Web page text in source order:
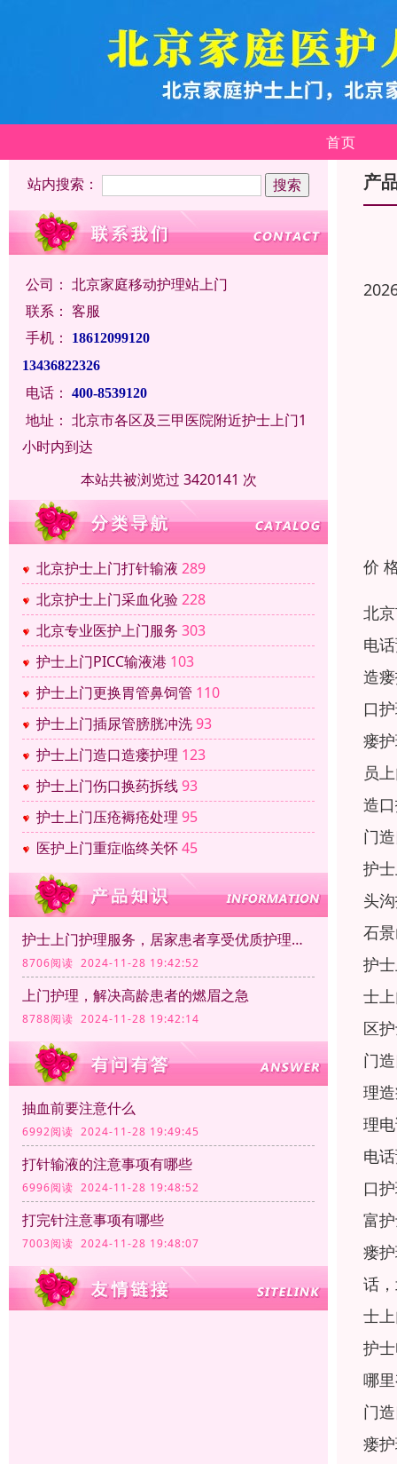
首页
站内搜索：
公司： 北京家庭移动护理站上门
联系： 客服
手机：
18612099120
13436822326
电话： 400-8539120
地址： 北京市各区及三甲医院附近护士上门1
小时内到达
本站共被浏览过 3420141 次
北京护士上门打针输液 289
北京护士上门采血化验228
北京专业医护上门服务 303
护士上门PICC输液港 103
护士上门更换胃管鼻饲管 110
护士上门插尿管膀胱冲洗93
护士上门造口造瘘护理 123
护士上门伤口换药拆线93
护士上门压疮褥疮处理 95
医护上门重症临终关怀45
护士上门护理服务，居家患者享受优质护理服务
8706阅读 2024-11-28 19:42:52
上门护理，解决高龄患者的燃眉之急
8788阅读 2024-11-28 19:42:14
抽血前要注意什么
6992阅读 2024-11-28 19:49:45
打针输液的注意事项有哪些
6996阅读 2024-11-28 19:48:52
打完针注意事项有哪些
7003阅读 2024-11-28 19:48:07
产
价
北
电
造
口
瘘
员
造
门
护
头
石
护
士
区
门
理
理
电
口
富
瘘
话
士
护
哪
门
瘘